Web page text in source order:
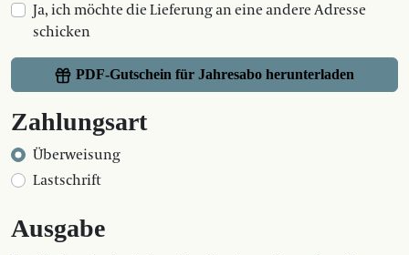
Ja, ich möchte die Lieferung an eine andere Adresse
schicken
PDF-Gutschein für Jahresabo herunterladen
Zahlungsart
Überweisung
Lastschrift
Ausgabe